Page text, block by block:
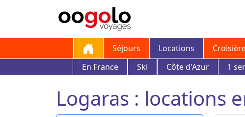
Séjours Locations
En France
Ski Côte d'Azur 1
Logaras : locations